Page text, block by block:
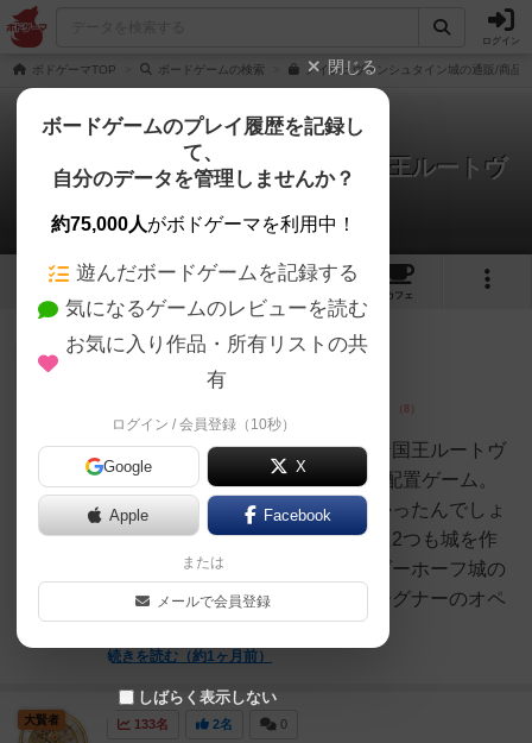
ログイン
ボドゲーマTOP ボードゲームの検索 ノイシュヴァンシュタイン城の通販/商品
ノイシュヴァンシュタイン城 ～狂王ルートヴ
ィヒの見果てぬ夢～
15件のレビュー
20 15
カフェ
127名 充実
アプリでソロプレイ。バイエルン国王ルートヴ
ィヒ2世が作らせたお城のタイル配置ゲーム。
この城だけでもさぞかしお金かかったんでしょ
うねという感じなのに、この他に2つも城を作
らせたらしい。個人的にはリンダーホーフ城の
人工鍾乳洞がヤバいと思う。ワーグナーのオペ
ラの舞台にしたかったん...
続きを読む（約1ヶ月前）
仙人
133名 2名 0
大賢者
閉じる
ボードゲームのプレイ履歴を記録し
て、
自分のデータを管理しませんか？
約75,000人がボドゲーマを利用中！
遊んだボードゲームを記録する
気になるゲームのレビューを読む
お気に入り作品・所有リストの共
有
ログイン / 会員登録（10秒）
Google X
Apple Facebook
または
メールで会員登録
しばらく表示しない